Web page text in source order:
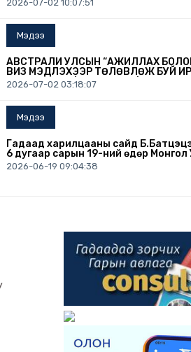
2026-07-02 10:07:51
Мэдээ
АВСТРАЛИ УЛСЫН “АЖИЛЛАХ
ВИЗ МЭДҮҮЛЭХЭЭР ТӨЛӨВЛӨЖ БУЙ
АНХААРАЛД /2026.07.02/
2026-07-02 03:18:07
Мэдээ
Гадаад харилцааны сайд
6 дугаар сарын 19-ний өдөр Монгол
Улсын Осака хотноо суух Ерөнхий
А.Дэлгэрмаад Консулын патентыг нь
2026-06-19 09:04:38
ЗӨВШӨӨРӨЛ ХҮСЭХЭЭР ТӨЛӨВЛӨЖ
2026-06-12 02:55:00
ИРГЭДИЙН АНХААРАЛД
2026-06-10 09:31:08